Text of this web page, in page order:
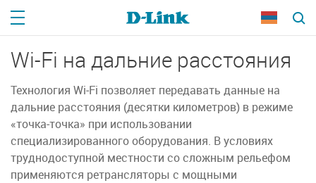
Wi-Fi на дальние расстояния
Технология Wi‑Fi позволяет передавать данные на
дальние расстояния (десятки километров) в режиме
«точка‑точка» при использовании
специализированного оборудования. В условиях
труднодоступной местности со сложным рельефом
применяются ретрансляторы с мощными